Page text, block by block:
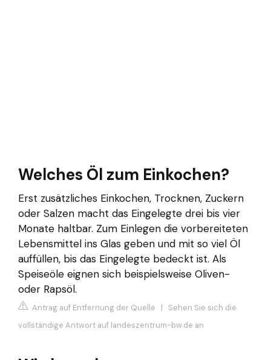
Welches Öl zum Einkochen?
Erst zusätzliches Einkochen, Trocknen, Zuckern
oder Salzen macht das Eingelegte drei bis vier
Monate haltbar. Zum Einlegen die vorbereiteten
Lebensmittel ins Glas geben und mit so viel Öl
auffüllen, bis das Eingelegte bedeckt ist. Als
Speiseöle eignen sich beispielsweise Oliven-
oder Rapsöl.
Antrag auf Entfernung der Quelle | Sehen Sie sich die
vollständige Antwort auf landeszentrum-bw.de an